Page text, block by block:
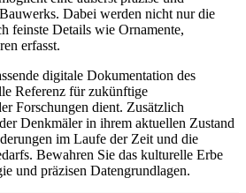
Dabei werden nicht nur die
feinste Details wie Ornamente,
erfasst.
digitale Dokumentation des
Referenz für zukünftige
Forschungen dient. Zusätzlich
Denkmäler in ihrem aktuellen Zustand
im Laufe der Zeit und die
Bewahren Sie das kulturelle Erbe
und präzisen Datengrundlagen.